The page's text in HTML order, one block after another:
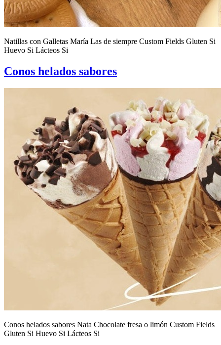
Natillas con Galletas María Las de siempre Custom Fields Gluten Si
Huevo Si Lácteos Si
Conos helados sabores
Conos helados sabores Nata Chocolate fresa o limón Custom Fields
Gluten Si Huevo Si Lácteos Si